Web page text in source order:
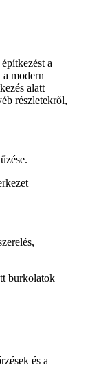
a
a modern
alatt
részletekről,
burkolatok
és a